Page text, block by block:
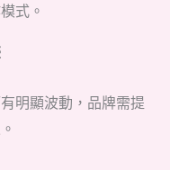
式。
明顯波動，品牌需提